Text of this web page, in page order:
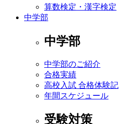
算数検定・漢字検定
中学部
中学部
中学部のご紹介
合格実績
高校入試 合格体験記
年間スケジュール
受験対策